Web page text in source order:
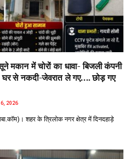
मकान में चोरों का धावा- बिजली कंपनी
घर से नकदी-जेवरात ले गए…. छोड़ गए
6, 2026
शहर के त्रिलोक नगर क्षेत्र में दिनदहाड़े